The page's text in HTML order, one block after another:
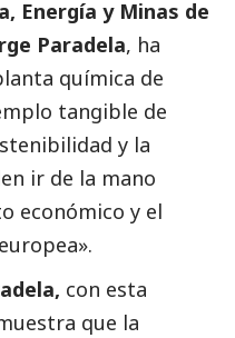
Energía y Minas de
Paradela, ha
química de
tangible de
y la
ir de la mano
económico y el
con esta
que la